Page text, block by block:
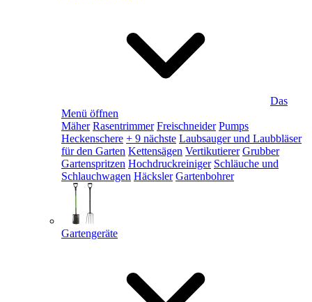
Das
Menü öffnen
Mäher Rasentrimmer Freischneider Pumps
Heckenschere + 9 nächste Laubsauger und Laubbläser
für den Garten Kettensägen Vertikutierer Grubber
Gartenspritzen Hochdruckreiniger Schläuche und
Schlauchwagen Häcksler Gartenbohrer
Gartengeräte